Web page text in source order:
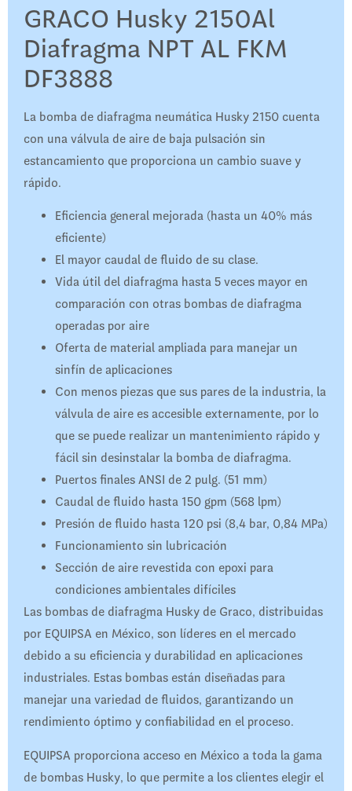
GRACO Husky 2150Al
Diafragma NPT AL FKM
DF3888
La bomba de diafragma neumática Husky 2150 cuenta
con una válvula de aire de baja pulsación sin
estancamiento que proporciona un cambio suave y
rápido.
Eficiencia general mejorada (hasta un 40% más
eficiente)
El mayor caudal de fluido de su clase.
Vida útil del diafragma hasta 5 veces mayor en
comparación con otras bombas de diafragma
operadas por aire
Oferta de material ampliada para manejar un
sinfín de aplicaciones
Con menos piezas que sus pares de la industria, la
válvula de aire es accesible externamente, por lo
que se puede realizar un mantenimiento rápido y
fácil sin desinstalar la bomba de diafragma.
Puertos finales ANSI de 2 pulg. (51 mm)
Caudal de fluido hasta 150 gpm (568 lpm)
Presión de fluido hasta 120 psi (8,4 bar, 0,84 MPa)
Funcionamiento sin lubricación
Sección de aire revestida con epoxi para
condiciones ambientales difíciles
Las bombas de diafragma Husky de Graco, distribuidas
por EQUIPSA en México, son líderes en el mercado
debido a su eficiencia y durabilidad en aplicaciones
industriales. Estas bombas están diseñadas para
manejar una variedad de fluidos, garantizando un
rendimiento óptimo y confiabilidad en el proceso.
EQUIPSA proporciona acceso en México a toda la gama
de bombas Husky, lo que permite a los clientes elegir el